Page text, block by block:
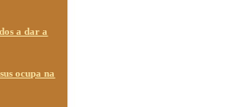
a dar a
ocupa na